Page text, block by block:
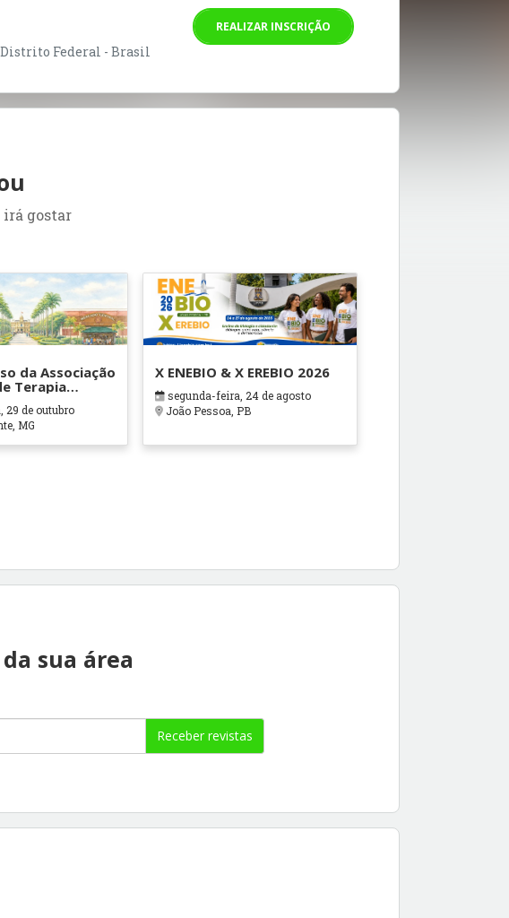
Distrito Federal - Brasil
REALIZAR INSCRIÇÃO
irá gostar
da Associação
Terapia
em Contextos
e Cuidados
de outubro
MG
X ENEBIO & X EREBIO 2026
segunda-feira, 24 de agosto
João Pessoa, PB
sua área
Receber revistas